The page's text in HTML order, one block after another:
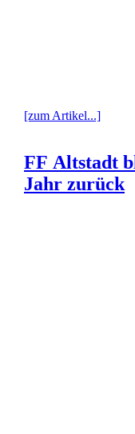
[zum Artikel...]
FF Altstadt
Jahr zurück